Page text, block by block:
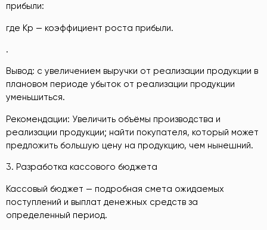
прибыли:
где Кр — коэффициент роста прибыли.
.
Вывод: с увеличением выручки от реализации продукции в
плановом периоде убыток от реализации продукции
уменьшиться.
Рекомендации: Увеличить объёмы производства и
реализации продукции; найти покупателя, который может
предложить большую цену на продукцию, чем нынешний.
3. Разработка кассового бюджета
Кассовый бюджет — подробная смета ожидаемых
поступлений и выплат денежных средств за
определенный период.